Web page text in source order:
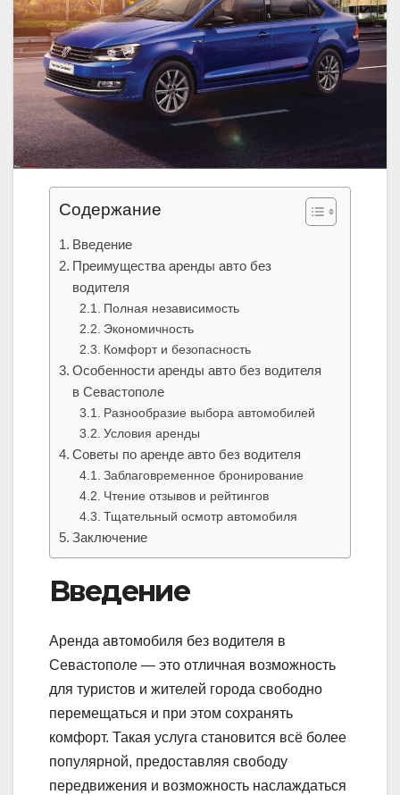
Содержание
Введение
Преимущества аренды авто без
водителя
Полная независимость
Экономичность
Комфорт и безопасность
Особенности аренды авто без водителя
в Севастополе
Разнообразие выбора автомобилей
Условия аренды
Советы по аренде авто без водителя
Заблаговременное бронирование
Чтение отзывов и рейтингов
Тщательный осмотр автомобиля
Заключение
Введение
Аренда автомобиля без водителя в
Севастополе — это отличная возможность
для туристов и жителей города свободно
перемещаться и при этом сохранять
комфорт. Такая услуга становится всё более
популярной, предоставляя свободу
передвижения и возможность наслаждаться